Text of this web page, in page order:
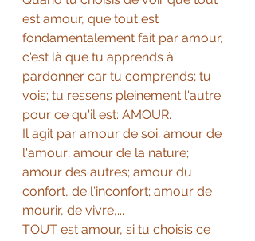
est amour, que tout est
fondamentalement fait par amour,
c'est là que tu apprends à
pardonner car tu comprends; tu
vois; tu ressens pleinement l'autre
pour ce qu'il est: AMOUR.
Il agit par amour de soi; amour de
l'amour; amour de la nature;
amour des autres; amour du
confort, de l'inconfort; amour de
mourir, de vivre,...
TOUT est amour, si tu choisis ce